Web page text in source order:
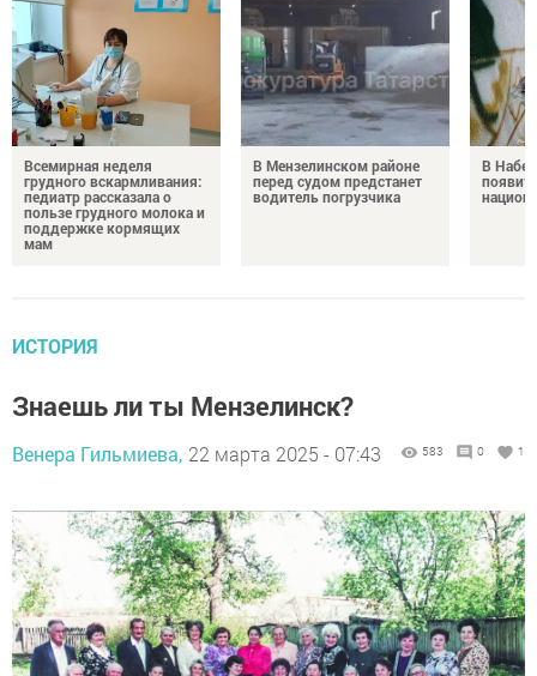
Всемирная неделя
грудного вскармливания:
педиатр рассказала о
пользе грудного молока и
поддержке кормящих
мам
В Мензелинском районе
перед судом предстанет
водитель погрузчика
В
ИСТОРИЯ
Знаешь ли ты Мензелинск?
Венера Гильмиева, 22 марта 2025 - 07:43 583 0 1